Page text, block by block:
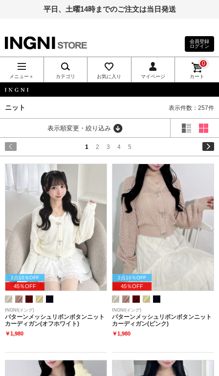
平日、土曜14時までのご注文は当日発送
INGNI（イン
グ）公式通
販｜INGNI
STORE
会員登録
ログイン
メニュー＋ カテゴリ お気に入り マイページ カート
0
ニット 表示件数：257件
表示順変更・絞り込み
1 2 3 4 5
2点10％OFF
45％OFF
INGNI(イング)
パターンメッシュリボンボタンニット
カーディガン(オフホワイト)
￥1,980
2点10％OFF
45％OFF
INGNI(イング)
パターンメッシュリボンボタンニット
カーディガン(ピンク)
￥1,980